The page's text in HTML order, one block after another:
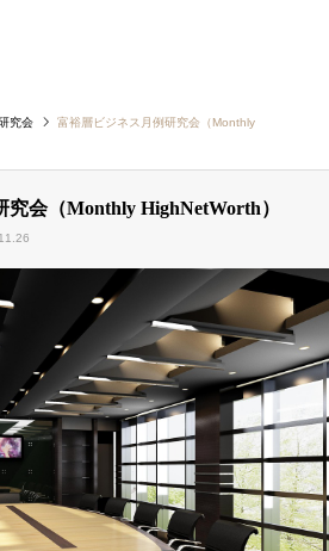
究会
富裕層ビジネス月例研究会（Monthly
会（Monthly HighNetWorth）